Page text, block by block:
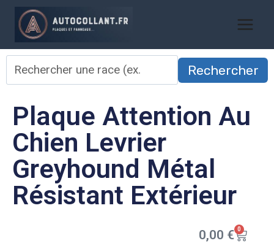
Rechercher
Plaque Attention Au
Chien Levrier
Greyhound Métal
Résistant Extérieur
0,00 € 0